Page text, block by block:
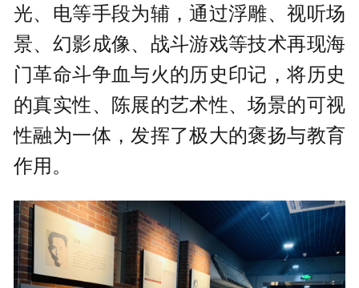
光、电等手段为辅，通过浮雕、视听场
景、幻影成像、战斗游戏等技术再现海
门革命斗争血与火的历史印记，将历史
的真实性、陈展的艺术性、场景的可视
性融为一体，发挥了极大的褒扬与教育
作用。